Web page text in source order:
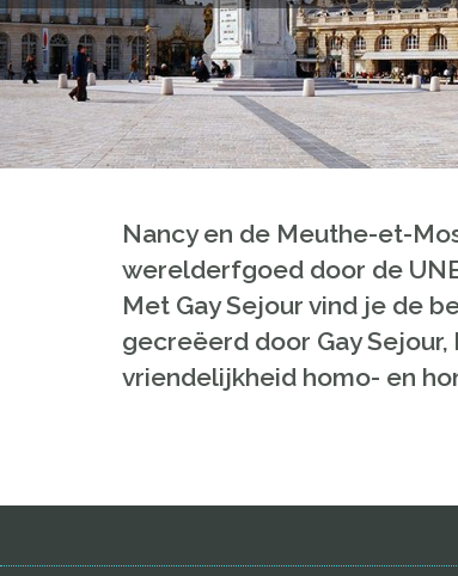
Nancy en de Meuthe-et-
werelderfgoed door de
Met Gay Sejour vind je de
gecreëerd door Gay
vriendelijkheid homo- en